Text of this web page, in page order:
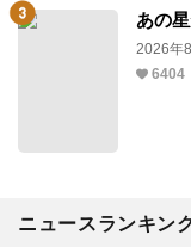
あの
2026年
6404
ニュースランキン